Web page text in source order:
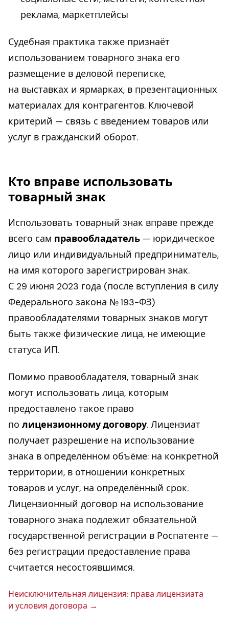
реклама, маркетплейсы
Судебная практика также признаёт
использованием товарного знака его
размещение в деловой переписке,
на выставках и ярмарках, в презентационных
материалах для контрагентов. Ключевой
критерий — связь с введением товаров или
услуг в гражданский оборот.
Кто вправе использовать
товарный знак
Использовать товарный знак вправе прежде
всего сам правообладатель — юридическое
лицо или индивидуальный предприниматель,
на имя которого зарегистрирован знак.
С 29 июня 2023 года (после вступления в силу
Федерального закона № 193-ФЗ)
правообладателями товарных знаков могут
быть также физические лица, не имеющие
статуса ИП.
Помимо правообладателя, товарный знак
могут использовать лица, которым
предоставлено такое право
по лицензионному договору. Лицензиат
получает разрешение на использование
знака в определённом объёме: на конкретной
территории, в отношении конкретных
товаров и услуг, на определённый срок.
Лицензионный договор на использование
товарного знака подлежит обязательной
государственной регистрации в Роспатенте —
без регистрации предоставление права
считается несостоявшимся.
Не­ис­клю­чи­тель­ная ли­цен­зия: права ли­цен­зи­а­та
и условия до­го­во­ра